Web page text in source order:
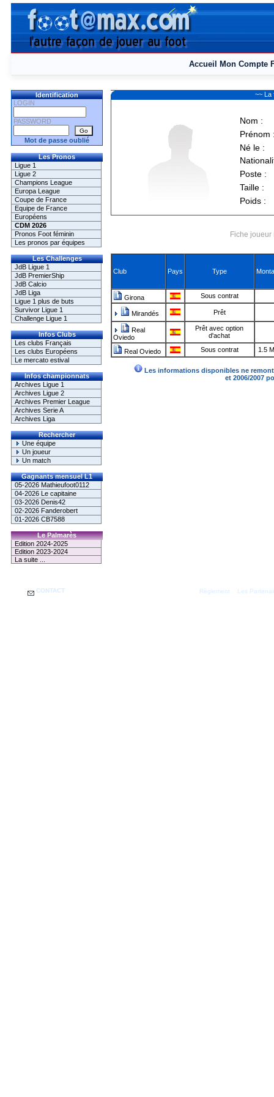
Accueil Mon Compte
Identification
LOGIN
PASSWORD
Mot de passe oublié
Les Pronos
Ligue 1
Ligue 2
Champions League
Europa League
Coupe de France
Equipe de France
Européens
CDM 2026
Pronos Foot féminin
Les pronos par équipes
Les Challenges
JdB Ligue 1
JdB PremierShip
JdB Calcio
JdB Liga
Ligue 1 plus de buts
Survivor Ligue 1
Challenge Ligue 1
Infos Clubs
Les clubs Français
Les clubs Européens
Le mercato estival
Infos championnats
Archives Ligue 1
Archives Ligue 2
Archives Premier League
Archives Serie A
Archives Liga
Rechercher
Une équipe
Un joueur
Un match
Gagnants mensuel L1
05-2026 Mathieufoot0112
04-2026 Le capitaine
03-2026 Denis42
02-2026 Fanderobert
01-2026 CB7588
Le Palmarès
Edition 2024-2025
Edition 2023-2024
La suite ...
~~ La
Nom :
Prénom
Né le :
Poste :
Taille :
Poids :
Fiche
Club Pays Type
Girona Sous contrat
Mirandés Prêt
Real
Oviedo
Prêt avec option
d'achat
Real Oviedo Sous contrat 1.5
Les informations disponibles ne
et 2006/2007
CONTACT Règlement Les